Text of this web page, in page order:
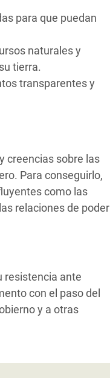
para que puedan
naturales y
tierra.
transparentes y
creencias sobre las
Para conseguirlo,
como las
relaciones de poder
resistencia ante
con el paso del
y a otras